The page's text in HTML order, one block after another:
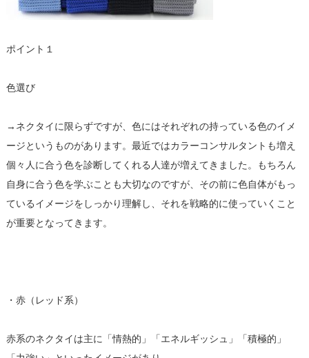
ポイント１
色選び
→ネクタイに限らずですが、色にはそれぞれの持っている色のイメ
ージというものがあります。最近ではカラーコンサルタントも増え
個々人に合う色を診断してくれる人達が増えてきました。もちろん
自身に合う色を学ぶことも大切なのですが、その前に色自体がもっ
ているイメージをしっかり理解し、それを戦略的に使っていくこと
が重要となってきます。
・赤（レッド系）
赤系のネクタイは主に「情熱的」「エネルギッシュ」「積極的」